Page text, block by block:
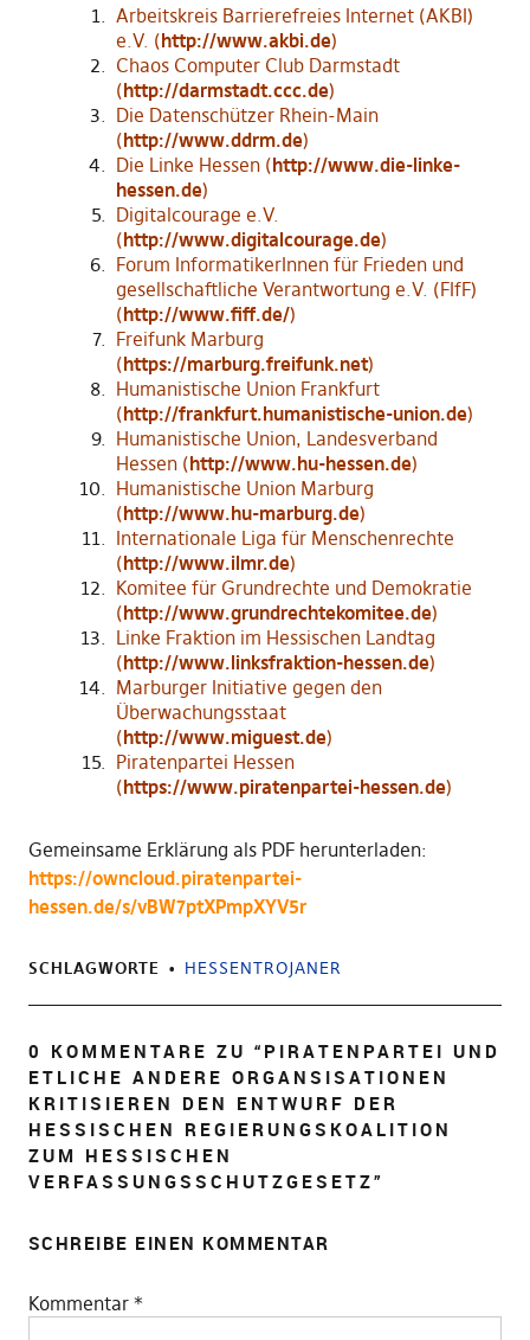
Arbeitskreis Barrierefreies Internet (AKBI)
e.V. (http://www.akbi.de)
Chaos Computer Club Darmstadt
(http://darmstadt.ccc.de)
Die Datenschützer Rhein-Main
(http://www.ddrm.de)
Die Linke Hessen (http://www.die-linke-
hessen.de)
Digitalcourage e.V.
(http://www.digitalcourage.de)
Forum InformatikerInnen für Frieden und
gesellschaftliche Verantwortung e.V. (FIfF)
(http://www.fiff.de/)
Freifunk Marburg
(https://marburg.freifunk.net)
Humanistische Union Frankfurt
(http://frankfurt.humanistische-union.de)
Humanistische Union, Landesverband
Hessen (http://www.hu-hessen.de)
Humanistische Union Marburg
(http://www.hu-marburg.de)
Internationale Liga für Menschenrechte
(http://www.ilmr.de)
Komitee für Grundrechte und Demokratie
(http://www.grundrechtekomitee.de)
Linke Fraktion im Hessischen Landtag
(http://www.linksfraktion-hessen.de)
Marburger Initiative gegen den
Überwachungsstaat
(http://www.miguest.de)
Piratenpartei Hessen
(https://www.piratenpartei-hessen.de)
Gemeinsame Erklärung als PDF herunterladen:
https://owncloud.piratenpartei-
hessen.de/s/vBW7ptXPmpXYV5r
SCHLAGWORTE HESSENTROJANER
0 KOMMENTARE ZU “ PIRATENPARTEI UND
ETLICHE ANDERE ORGANSISATIONEN
KRITISIEREN DEN ENTWURF DER
HESSISCHEN REGIERUNGSKOALITION
ZUM HESSISCHEN
VERFASSUNGSSCHUTZGESETZ”
SCHREIBE EINEN KOMMENTAR
Kommentar *